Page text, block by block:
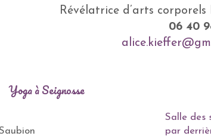
Révélatrice d’arts corporels
06 40
Yoga à Seignosse
Salle des
par